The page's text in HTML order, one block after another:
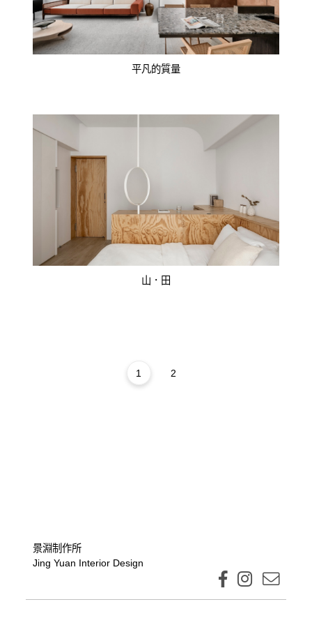
平凡的質量
山．田
1 2
景淵制作所
Jing Yuan Interior Design